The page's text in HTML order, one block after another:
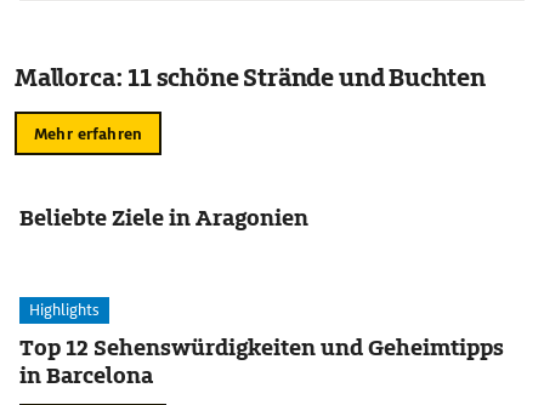
Mallorca: 11 schöne Strände und Buchten
Mehr erfahren
Beliebte Ziele in Aragonien
Highlights
Top 12 Sehenswürdigkeiten und Geheimtipps
in Barcelona